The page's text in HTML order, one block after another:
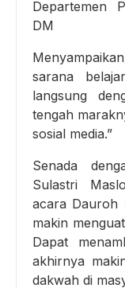
Departemen
DM
sarana
langsung
tengah
sosial media.”
Senada
Sulastri
acara Dauroh
makin
Dapat
akhirnya
dakwah di